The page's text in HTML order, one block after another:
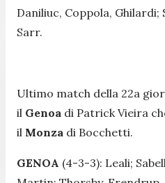
Daniliuc, Coppola, Ghilardi;
Sarr.
Ultimo match della 22a
il Genoa di Patrick Vieira
il Monza di Bocchetti.
GENOA (4-3-3): Leali;